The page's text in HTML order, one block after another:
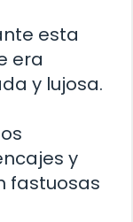
esta
era
y lujosa.
y
fastuosas